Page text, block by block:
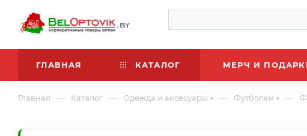
ГЛАВНАЯ КАТАЛОГ МЕРЧ И
Главная — Каталог — Одежда и аксесуары — Футболки —